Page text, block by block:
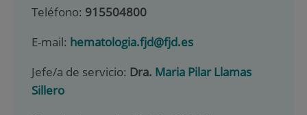
Teléfono: 915504800
E-mail: hematologia.fjd@fjd.es
Jefe/a de servicio: Dra. Maria Pilar Llamas
Sillero